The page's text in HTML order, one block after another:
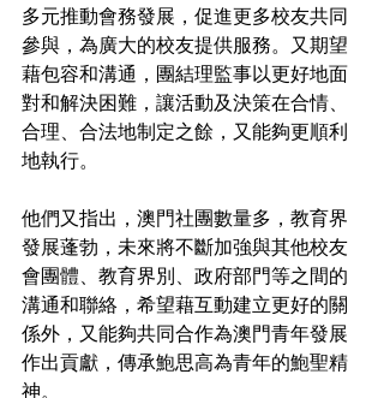
多元推動會務發展，促進更多校友共同
參與，為廣大的校友提供服務。又期望
藉包容和溝通，團結理監事以更好地面
對和解決困難，讓活動及決策在合情、
合理、合法地制定之餘，又能夠更順利
地執行。
他們又指出，澳門社團數量多，教育界
發展蓬勃，未來將不斷加強與其他校友
會團體、教育界別、政府部門等之間的
溝通和聯絡，希望藉互動建立更好的關
係外，又能夠共同合作為澳門青年發展
作出貢獻，傳承鮑思高為青年的鮑聖精
神。